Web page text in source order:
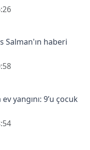
Salman'ın haberi
yangını: 9’u çocuk